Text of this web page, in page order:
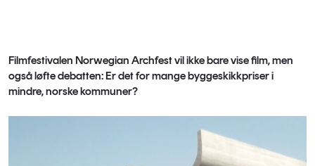
Filmfestivalen Norwegian Archfest vil ikke bare vise film, men
også løfte debatten: Er det for mange byggeskikkpriser i
mindre, norske kommuner?